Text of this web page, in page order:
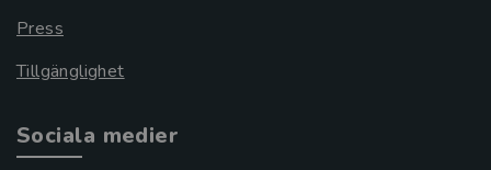
Press
Tillgänglighet
Sociala medier